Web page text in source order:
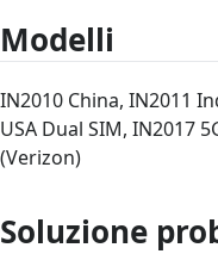
Modelli
IN2010 China, IN2011
USA Dual SIM, IN2017
(Verizon)
Soluzione